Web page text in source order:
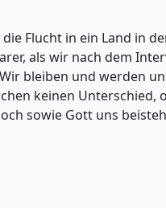
Flucht in ein Land in
als wir nach dem
bleiben und werden
keinen
sowie Gott uns